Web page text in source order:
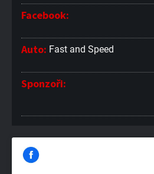
Facebook:
Auto: Fast and Speed
Sponzoři: